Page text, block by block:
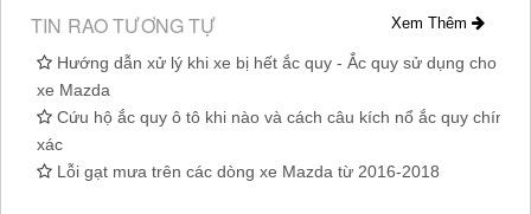
TIN RAO TƯƠNG TỰ Xem Thêm
Hướng dẫn xử lý khi xe bị hết ắc quy - Ắc quy sử dụng cho
xe Mazda
Cứu hộ ắc quy ô tô khi nào và cách câu kích nổ ắc quy chính
xác
Lỗi gạt mưa trên các dòng xe Mazda từ 2016-2018